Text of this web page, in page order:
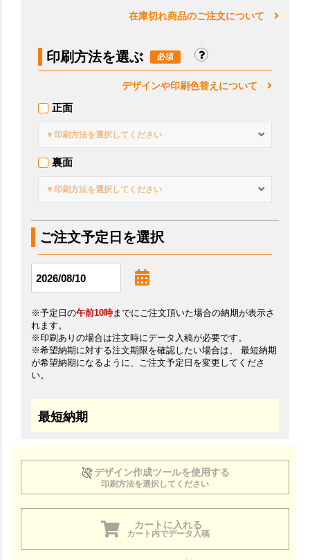
在庫切れ商品のご注文について
印刷方法を選ぶ
デザインや印刷色替えについて
正面
▼印刷方法を選択してください
裏面
▼印刷方法を選択してください
ご注文予定日を選択
※予定日の午前10時までにご注文頂いた場合の納期が表示さ
れます。
※印刷ありの場合は注文時にデータ入稿が必要です。
※希望納期に対する注文期限を確認したい場合は、 最短納期
が希望納期になるように、ご注文予定日を変更してくださ
い。
最短納期
デザイン作成ツールを使用する
印刷方法を選択してください
カートに入れる
カート内でデータ入稿